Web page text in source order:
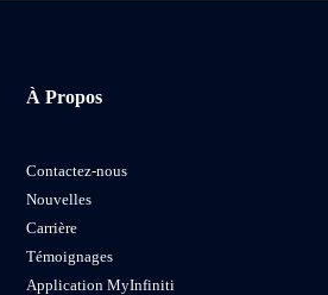
À Propos
Contactez-nous
Nouvelles
Carrière
Témoignages
Application MyInfiniti